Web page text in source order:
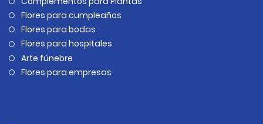
Flores para cumpleaños
Flores para bodas
Flores para hospitales
Arte fúnebre
Flores para empresas